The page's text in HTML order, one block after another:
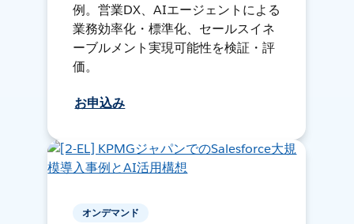
例。営業DX、AIエージェントによる
業務効率化・標準化、セールスイネ
ーブルメント実現可能性を検証・評
価。
お申込み
オンデマンド